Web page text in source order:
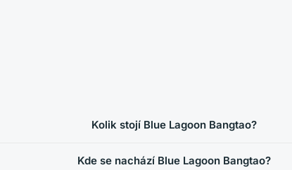
Kolik stojí Blue Lagoon Bangtao?
Kde se nachází Blue Lagoon Bangtao?